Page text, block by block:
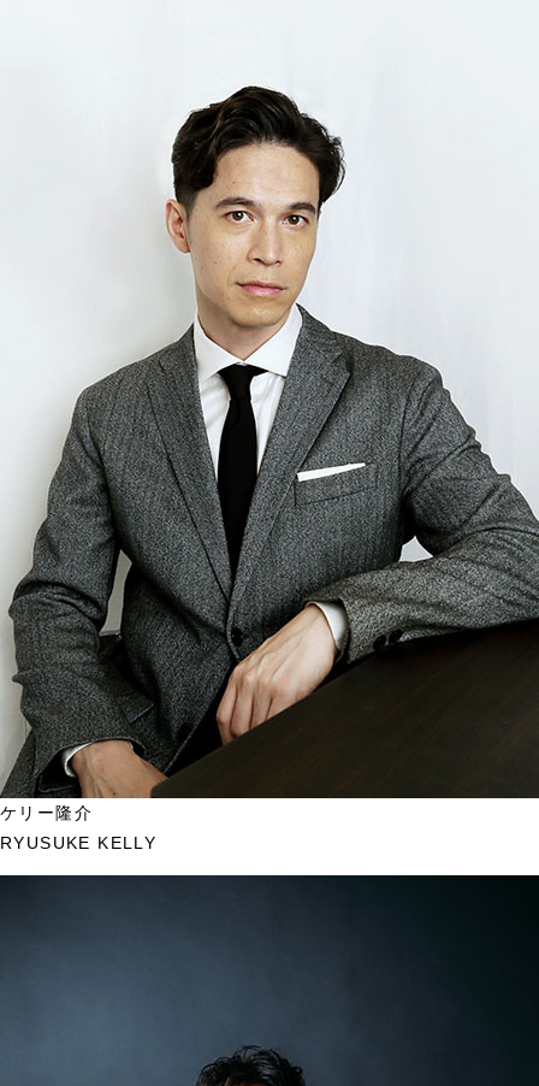
ケリー隆介
RYUSUKE KELLY